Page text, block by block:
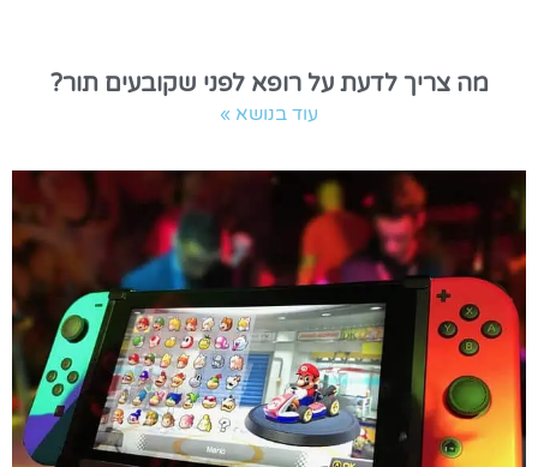
מה צריך לדעת על רופא לפני שקובעים תור?
עוד בנושא »